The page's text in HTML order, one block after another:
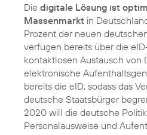
Die digitale Lösung ist
Massenmarkt in
Prozent der neuen
verfügen bereits über die
kontaktlosen Austausch von
elektronische
bereits die eID, sodass das
deutsche Staatsbürger
2020 will die deutsche
Personalausweise und